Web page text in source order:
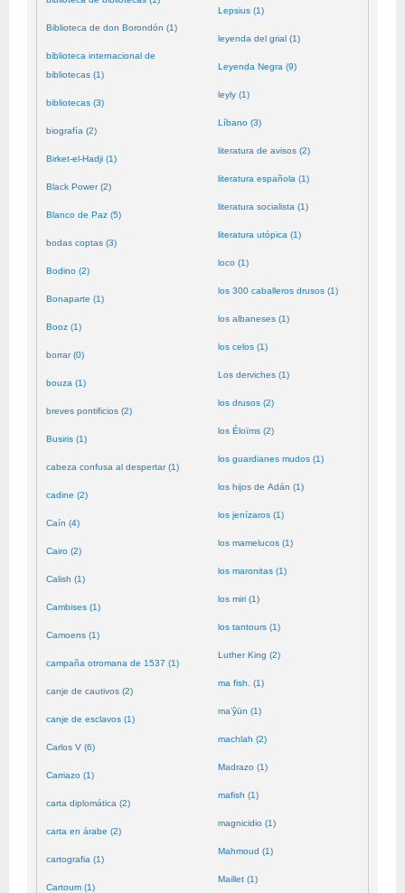
Biblioteca de don Borondón (1)
biblioteca internacional de
bibliotecas (1)
bibliotecas (3)
biografía (2)
Birket-el-Hadji (1)
Black Power (2)
Blanco de Paz (5)
bodas coptas (3)
Bodino (2)
Bonaparte (1)
Booz (1)
borrar (0)
bouza (1)
breves pontificios (2)
Busiris (1)
cabeza confusa al despertar (1)
cadine (2)
Caín (4)
Cairo (2)
Calish (1)
Cambises (1)
Camoens (1)
campaña otromana de 1537 (1)
canje de cautivos (2)
canje de esclavos (1)
Carlos V (6)
Carriazo (1)
carta diplomática (2)
carta en árabe (2)
cartografia (1)
Cartoum (1)
Lepsius (1)
leyenda del grial (1)
Leyenda Negra (9)
leyly (1)
Líbano (3)
literatura de avisos (2)
literatura española (1)
literatura socialista (1)
literatura utópica (1)
loco (1)
los 300 caballeros drusos (1)
los albaneses (1)
los celos (1)
Los derviches (1)
los drusos (2)
los Éloïms (2)
los guardianes mudos (1)
los hijos de Adán (1)
los jenízaros (1)
los mamelucos (1)
los maronitas (1)
los miri (1)
los tantours (1)
Luther King (2)
ma fish. (1)
ma’ŷūn (1)
machlah (2)
Madrazo (1)
mafish (1)
magnicidio (1)
Mahmoud (1)
Maillet (1)